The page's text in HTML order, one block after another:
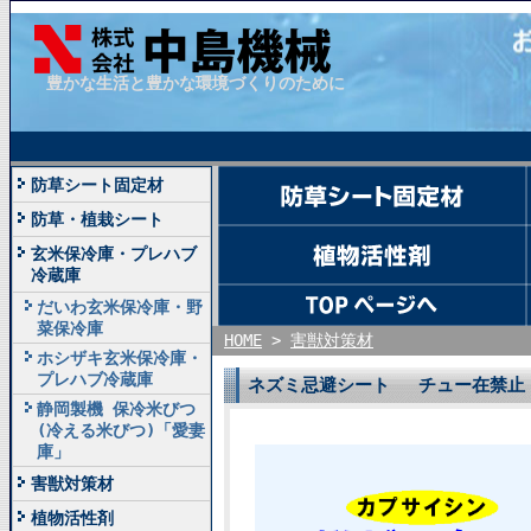
豊かな生活と豊かな環境づくりのために
防草シート固定材
防草・植栽シート
玄米保冷庫・プレハブ
冷蔵庫
だいわ玄米保冷庫・野
菜保冷庫
ホシザキ玄米保冷庫・
プレハブ冷蔵庫
静岡製機 保冷米びつ
(冷える米びつ)「愛妻
庫」
害獣対策材
植物活性剤
HOME > 害獣対策材
ネズミ忌避シート チュー在禁止